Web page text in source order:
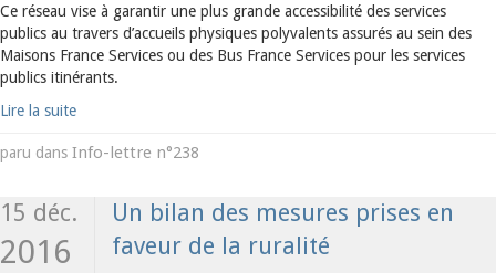
Ce réseau vise à garantir une plus grande accessibilité des services
publics au travers d’accueils physiques polyvalents assurés au sein des
Maisons France Services ou des Bus France Services pour les services
publics itinérants.
Lire la suite
paru dans Info-lettre n°238
15 déc.
2016
Un bilan des mesures prises en
faveur de la ruralité